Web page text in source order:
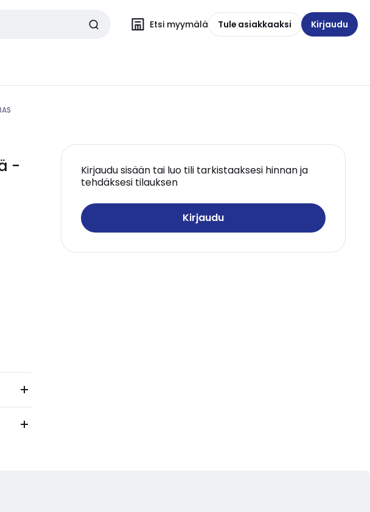
Etsi myymälä Tule asiakkaaksi Kirjaudu
-
Kirjaudu sisään tai luo tili tarkistaaksesi hinnan ja
tehdäksesi tilauksen
Kirjaudu